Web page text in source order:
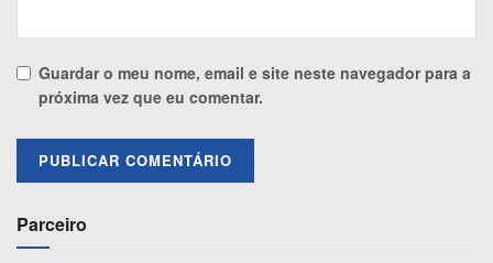
Guardar o meu nome, email e site neste navegador para a
próxima vez que eu comentar.
Parceiro